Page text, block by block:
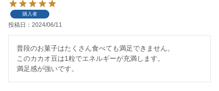
購入者
投稿日 2024/06/11
普段のお菓子はたくさん食べても満足できません。
このカカオ豆は1粒でエネルギーが充満します。
満足感が強いです。